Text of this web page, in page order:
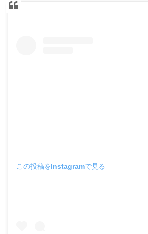
この投稿をInstagramで見る